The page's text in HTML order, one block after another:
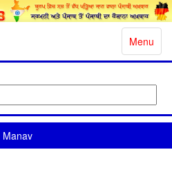
Toggle
Menu
Manav